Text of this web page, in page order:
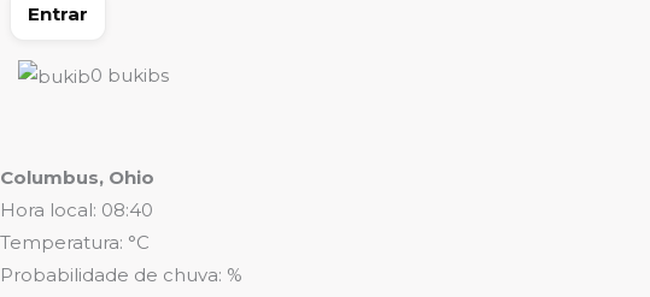
Entrar
0 bukibs
Columbus, Ohio
Hora local: 08:40
Temperatura: °C
Probabilidade de chuva: %